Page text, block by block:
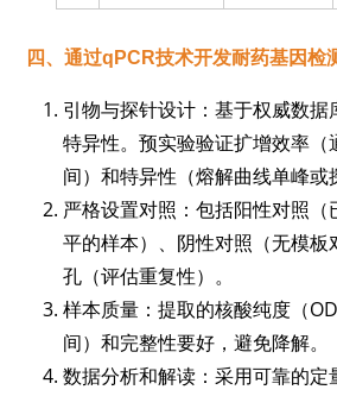
四、 通过qPCR技术开发耐药基因检
引物与探针设计：基于权威数据
特异性。预实验验证扩增效率（
间）和特异性（熔解曲线单峰或
严格设置对照：包括阳性对照（
平的样本）、阴性对照（无模板
孔（评估重复性）。
样本质量：提取的核酸纯度（
间）和完整性要好，避免降解。
数据分析和解读：采用可靠的定